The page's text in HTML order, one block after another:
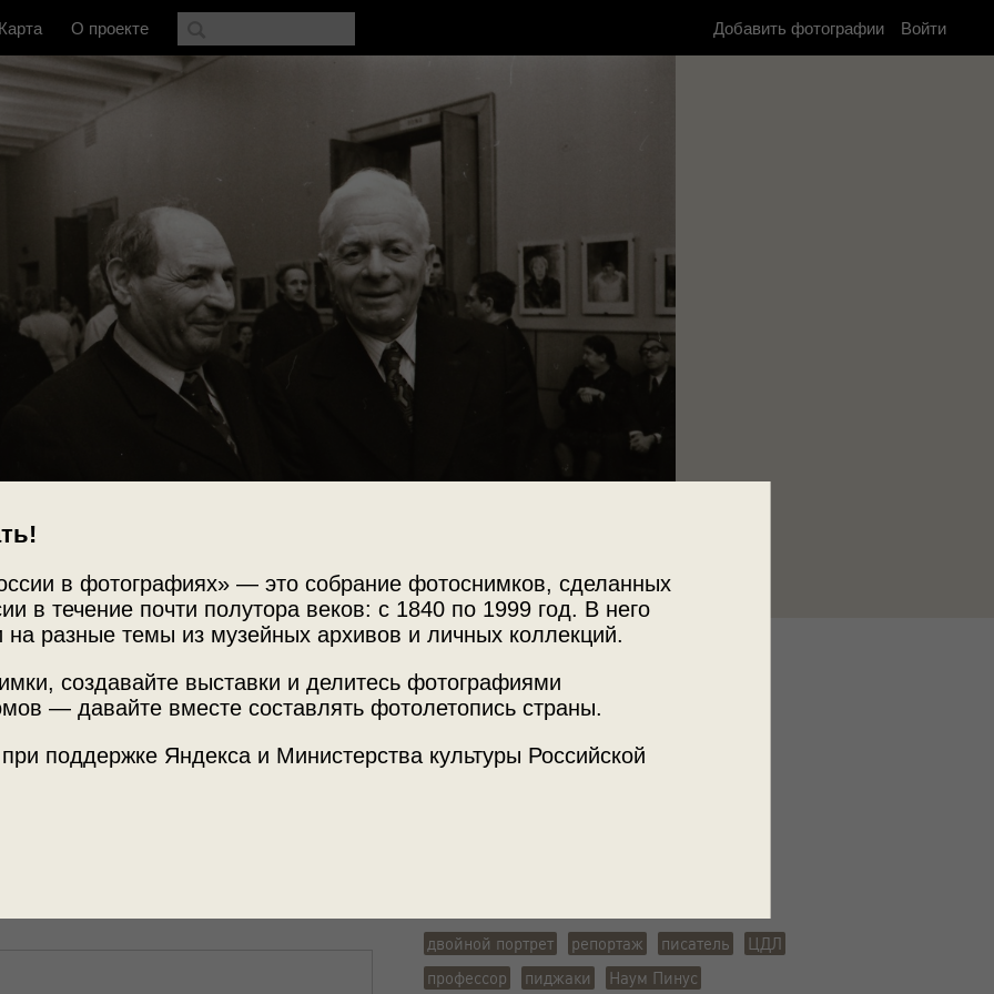
в фотографиях» — это собрание фотоснимков, сделанных
в течение почти полутора веков: с 1840 по 1999 год. В него
на разные темы из музейных архивов и личных коллекций.
создавайте выставки и делитесь фотографиями
— давайте вместе составлять фотолетопись страны.
поддержке Яндекса и Министерства культуры Российской
Карта О проекте Добавить фотографии Войти
Архив Николая Кочнева
двойной портрет репортаж писатель
ЦДЛ
профессор
пиджаки Наум Пинус
(слева) и профессор
доме